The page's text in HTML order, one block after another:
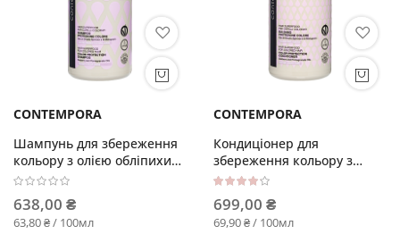
CONTEMPORA
Шампунь для збереження
кольору з олією обліпихи
та граната
638,00 ₴
63,80 ₴ / 100мл
CONTEMPORA
Кондиціонер для
збереження кольору з
олією обліпихи та граната
Рейтинг:
80%
699,00 ₴
69,90 ₴ / 100мл